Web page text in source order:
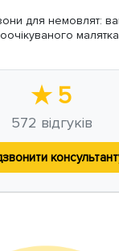
для немовлят:
★ 5
572 відгуків